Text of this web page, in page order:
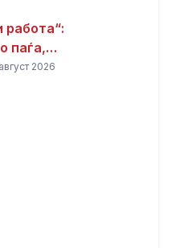
работа“:
паѓа,
стојат –
2026